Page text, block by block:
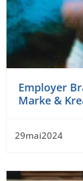
Employer
Marke &
29mai2024